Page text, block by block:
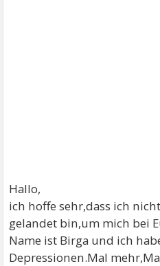
Hallo,
ich hoffe sehr,dass ich
gelandet bin,um mich bei
Name ist Birga und ich
Depressionen.Mal